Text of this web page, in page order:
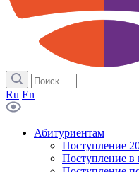
Ru En
Абитуриентам
Поступление
Поступление в